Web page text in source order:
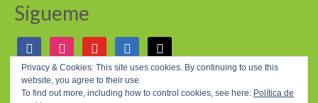
Privacy & Cookies: This site uses cookies. By continuing to use this
website, you agree to their use.
To find out more, including how to control cookies, see here: Política de
Sígueme
facebook instagramyoutube linkedin mail
© 2026 200 MOMENTOS FELICES - WordPress Theme by Kadence WP